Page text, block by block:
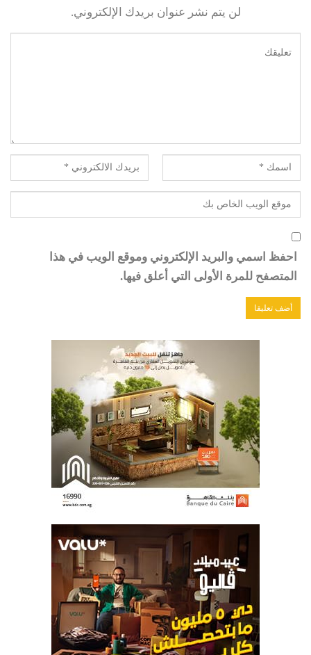
لن يتم نشر عنوان بريدك الإلكتروني.
احفظ اسمي والبريد الإلكتروني وموقع الويب في هذا
المتصفح للمرة الأولى التي أعلق فيها.